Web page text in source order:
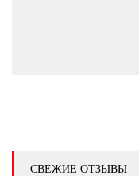
СВЕЖИЕ ОТЗЫВЫ